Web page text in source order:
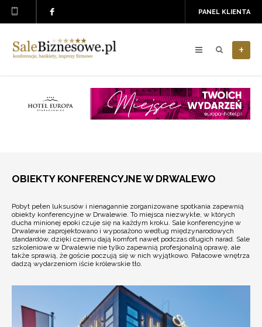
PANEL KLIENTA
+
OBIEKTY KONFERENCYJNE W DRWALEWO
Pobyt pełen luksusów i nienagannie zorganizowane spotkania zapewnią
obiekty konferencyjne w Drwalewie. To miejsca niezwykłe, w których
ducha minionej epoki czuje się na każdym kroku. Sale konferencyjne w
Drwalewie zaprojektowano i wyposażono według międzynarodowych
standardów, dzięki czemu dają komfort nawet podczas długich narad. Sale
szkoleniowe w Drwalewie nie tylko zapewnią profesjonalną oprawę, ale
także sprawią, że goście poczują się w nich wyjątkowo. Pałacowe wnętrza
dadzą wydarzeniom iście królewskie tło.